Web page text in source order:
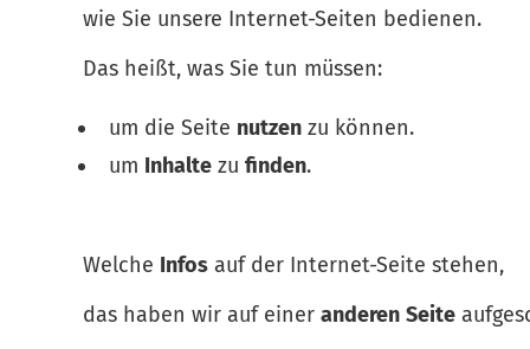
wie Sie unsere Internet-Seiten bedienen.
Das heißt, was Sie tun müssen:
um die Seite nutzen zu können.
um Inhalte zufinden.
Welche Infos auf der Internet-Seite stehen,
das haben wir auf einer anderen Seite